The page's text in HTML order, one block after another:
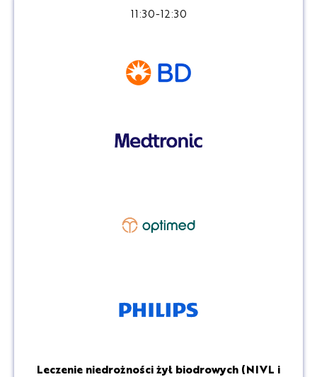
11:30-12:30
Leczenie niedrożności żył biodrowych (NIVL i